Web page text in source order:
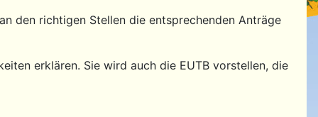
den richtigen Stellen die entsprechenden Anträge
erklären. Sie wird auch die EUTB vorstellen, die